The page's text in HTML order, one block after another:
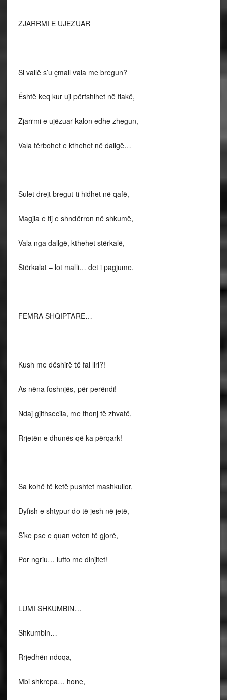
ZJARRMI E UJEZUAR
Si vallë s’u çmall vala me bregun?
Është keq kur uji përfshihet në flakë,
Zjarrmi e ujëzuar kalon edhe zhegun,
Vala tërbohet e kthehet në dallgë…
Sulet drejt bregut ti hidhet në qafë,
Magjia e tij e shndërron në shkumë,
Vala nga dallgë, kthehet stërkalë,
Stërkalat – lot malli… det i pagjume.
FEMRA SHQIPTARE…
Kush me dëshirë të fal liri?!
As nëna foshnjës, për perëndi!
Ndaj gjithsecila, me thonj të zhvatë,
Rrjetën e dhunës që ka përqark!
Sa kohë të ketë pushtet mashkullor,
Dyfish e shtypur do të jesh në jetë,
S’ke pse e quan veten të gjorë,
Por ngriu… lufto me dinjitet!
LUMI SHKUMBIN…
Shkumbin…
Rrjedhën ndoqa,
Mbi shkrepa… hone,